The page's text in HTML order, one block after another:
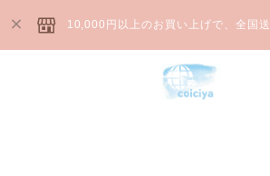
10,000円以上のお買い上げで、全国送